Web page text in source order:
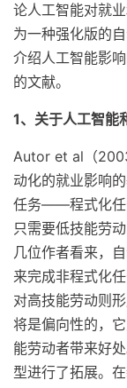
论人工智能对就
为一种强化版的
介绍人工智能影
的文献。
1、关于人工智能
Autor et al（
动化的就业影响
任务——程式化任
只需要低技能劳
几位作者看来，
来完成非程式化
对高技能劳动则
将是偏向性的，
能劳动者带来好
型进行了拓展。